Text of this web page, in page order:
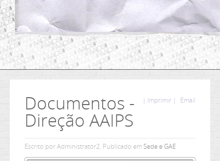
Email
| Imprimir |
Documentos -
Direção AAIPS
Escrito por Administrator2. Publicado em Sede e GAE